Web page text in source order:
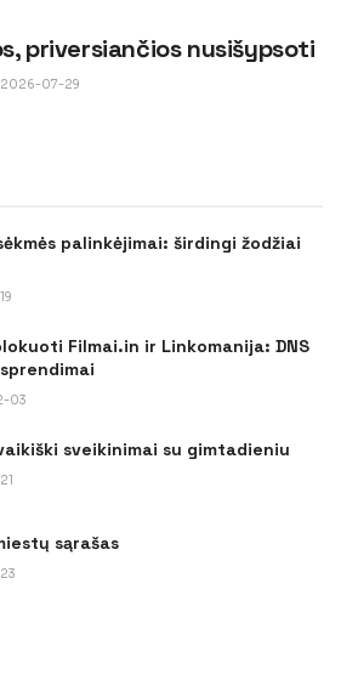
priversiančios nusišypsoti
2026-07-29
palinkėjimai: širdingi žodžiai
Filmai.in ir Linkomanija: DNS
03
sveikinimai su gimtadieniu
sąrašas